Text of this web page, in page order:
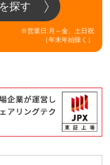
探す
※営業日:月～金、土日祝
（年末年始除く）